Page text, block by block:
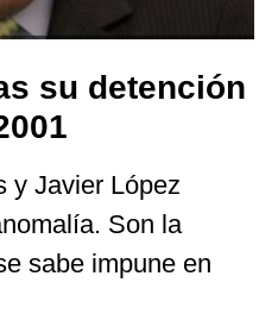
su detención
y Javier López
Son la
sabe impune en